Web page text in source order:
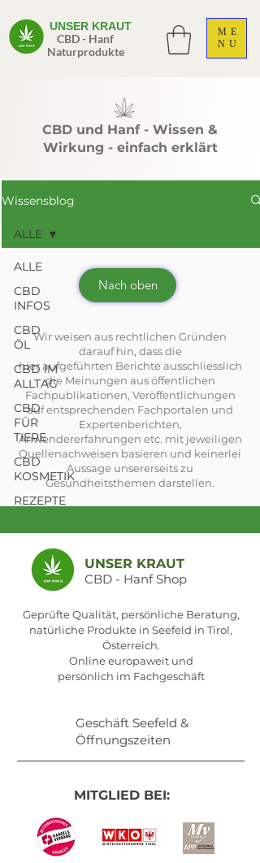
UNSER KRAUT
CBD - Hanf
Naturprodukte
ME
NU
CBD und Hanf - Wissen &
Wirkung - einfach erklärt
Wissensblog
ALLE
CBD
INFOS
CBD
ÖL
CBD IM
ALLTAG
CBD
FÜR
TIERE
CBD
KOSMETIK
REZEPTE
ALLE
Nach oben
Wir weisen aus rechtlichen Gründen
darauf hin, dass die
hier aufgeführten Berichte ausschliesslich
die Meinungen aus öffentlichen
Fachpublikationen, Veröffentlichungen
auf entsprechenden Fachportalen und
Expertenberichten,
Anwendererfahrungen etc. mit jeweiligen
Quellenachweisen basieren und keinerlei
Aussage unsererseits zu
Gesundheitsthemen darstellen.
UNSER KRAUT
CBD - Hanf Shop
Geprüfte Qualität, persönliche Beratung,
natürliche Produkte in Seefeld in Tirol,
Österreich.
Online europaweit und
persönlich im Fachgeschäft
Geschäft Seefeld &
Öffnungszeiten
MITGLIED BEI: